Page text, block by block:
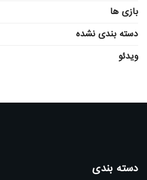
بازی ها
دسته بندی نشده
ویدئو
دسته بندی